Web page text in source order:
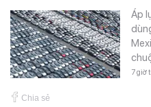
Áp
7 giờ
Chia sẻ